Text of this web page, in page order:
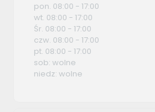
pon. 08:00 - 17:00
wt. 08:00 - 17:00
Śr. 08:00 - 17:00
czw. 08:00 - 17:00
pt. 08:00 - 17:00
sob: wolne
niedz: wolne